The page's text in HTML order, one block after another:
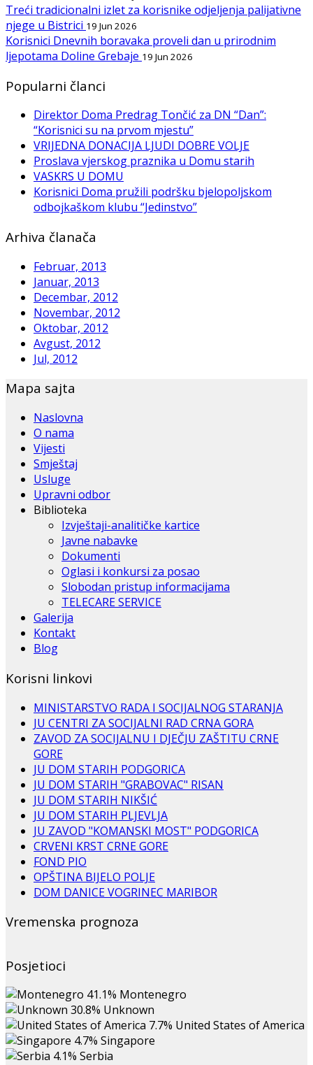
Treći tradicionalni izlet za korisnike odjeljenja palijativne
njege u Bistrici 19 Jun 2026
Korisnici Dnevnih boravaka proveli dan u prirodnim
ljepotama Doline Grebaje 19 Jun 2026
Popularni članci
Direktor Doma Predrag Tončić za DN “Dan”:
“Korisnici su na prvom mjestu”
VRIJEDNA DONACIJA LJUDI DOBRE VOLJE
Proslava vjerskog praznika u Domu starih
VASKRS U DOMU
Korisnici Doma pružili podršku bjelopoljskom
odbojkaškom klubu “Jedinstvo”
Arhiva članača
Februar, 2013
Januar, 2013
Decembar, 2012
Novembar, 2012
Oktobar, 2012
Avgust, 2012
Jul, 2012
Mapa sajta
Naslovna
O nama
Vijesti
Smještaj
Usluge
Upravni odbor
Biblioteka
Izvještaji-analitičke kartice
Javne nabavke
Dokumenti
Oglasi i konkursi za posao
Slobodan pristup informacijama
TELECARE SERVICE
Galerija
Kontakt
Blog
Korisni linkovi
MINISTARSTVO RADA I SOCIJALNOG STARANJA
JU CENTRI ZA SOCIJALNI RAD CRNA GORA
ZAVOD ZA SOCIJALNU I DJEČJU ZAŠTITU CRNE
GORE
JU DOM STARIH PODGORICA
JU DOM STARIH "GRABOVAC" RISAN
JU DOM STARIH NIKŠIĆ
JU DOM STARIH PLJEVLJA
JU ZAVOD "KOMANSKI MOST" PODGORICA
CRVENI KRST CRNE GORE
FOND PIO
OPŠTINA BIJELO POLJE
DOM DANICE VOGRINEC MARIBOR
Vremenska prognoza
Posjetioci
41.1% Montenegro
30.8% Unknown
7.7% United States of America
4.7% Singapore
4.1% Serbia